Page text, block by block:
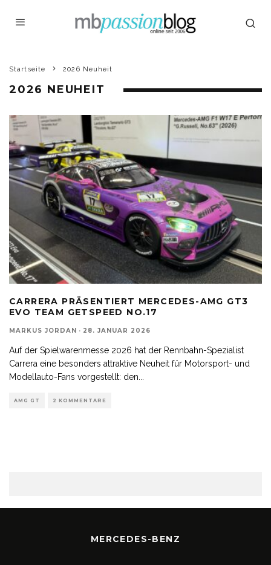
Startseite 2026 Neuheit
2026 NEUHEIT
CARRERA PRÄSENTIERT MERCEDES-AMG GT3
EVO TEAM GETSPEED NO.17
MARKUS JORDAN · 28. JANUAR 2026
Auf der Spielwarenmesse 2026 hat der Rennbahn-Spezialist
Carrera eine besonders attraktive Neuheit für Motorsport- und
Modellauto-Fans vorgestellt: den
AMG GT 2 KOMMENTARE
MERCEDES-BENZ